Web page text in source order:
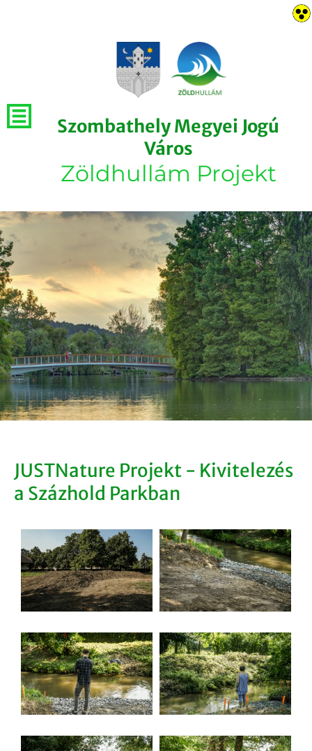
Szombathely Megyei Jogú
Város
Zöldhullám Projekt
JUSTNature Projekt - Kivitelezés
a Százhold Parkban